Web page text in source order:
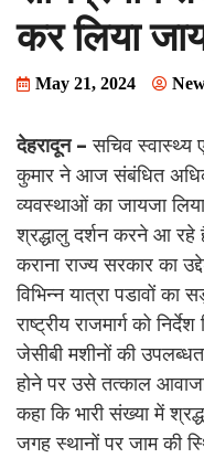
कर लिया
May 21, 2024
देहरादून – सचिव स्वास्थ्य
कुमार ने आज संबंधित
व्यवस्थाओं का जायजा
श्रद्धालु दर्शन करने आ
कराना राज्य सरकार का
विभिन्न यात्रा पडावों का
राष्ट्रीय राजमार्ग को
जेसीबी मशीनों की
होने पर उसे तत्काल
कहा कि भारी संख्या में
जगह स्थानों पर जाम की